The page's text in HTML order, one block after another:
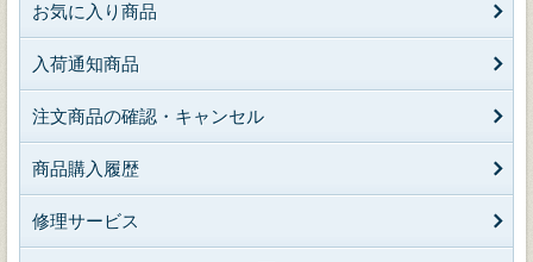
お気に入り商品
入荷通知商品
注文商品の確認・キャンセル
商品購入履歴
修理サービス